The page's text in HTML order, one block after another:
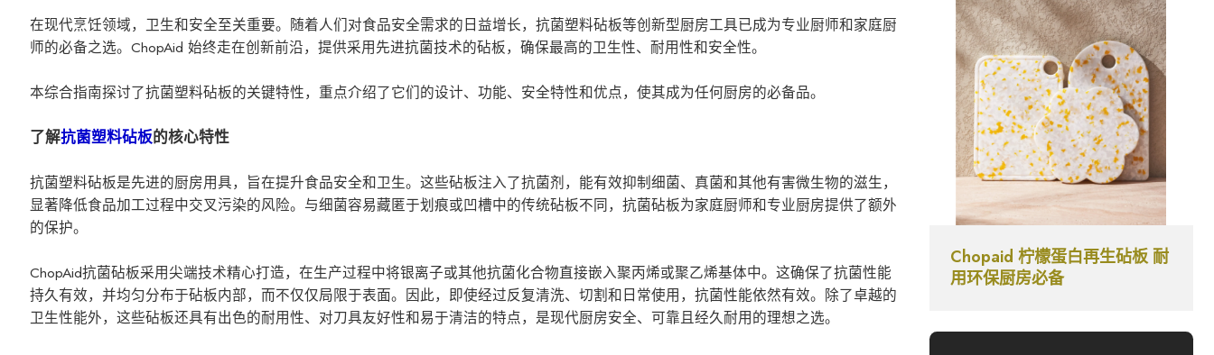
在现代烹饪领域，卫生和安全至关重要。随着人们对食品安全需求的日益增长，抗菌塑料砧板等创新型厨房工具已成为专业厨师和家庭厨
师的必备之选。ChopAid 始终走在创新前沿，提供采用先进抗菌技术的砧板，确保最高的卫生性、耐用性和安全性。
本综合指南探讨了抗菌塑料砧板的关键特性，重点介绍了它们的设计、功能、安全特性和优点，使其成为任何厨房的必备品。
了解抗菌塑料砧板的核心特性
抗菌塑料砧板是先进的厨房用具，旨在提升食品安全和卫生。这些砧板注入了抗菌剂，能有效抑制细菌、真菌和其他有害微生物的滋生，
显著降低食品加工过程中交叉污染的风险。与细菌容易藏匿于划痕或凹槽中的传统砧板不同，抗菌砧板为家庭厨师和专业厨房提供了额外
的保护。
ChopAid抗菌砧板采用尖端技术精心打造，在生产过程中将银离子或其他抗菌化合物直接嵌入聚丙烯或聚乙烯基体中。这确保了抗菌性能
持久有效，并均匀分布于砧板内部，而不仅仅局限于表面。因此，即使经过反复清洗、切割和日常使用，抗菌性能依然有效。除了卓越的
卫生性能外，这些砧板还具有出色的耐用性、对刀具友好性和易于清洁的特点，是现代厨房安全、可靠且经久耐用的理想之选。
Chopaid 柠檬蛋白再生砧板 耐
用环保厨房必备